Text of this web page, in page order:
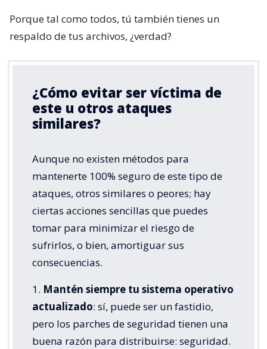
Porque tal como todos, tú también tienes un
respaldo de tus archivos, ¿verdad?
¿Cómo evitar ser víctima de
este u otros ataques
similares?
Aunque no existen métodos para
mantenerte 100% seguro de este tipo de
ataques, otros similares o peores; hay
ciertas acciones sencillas que puedes
tomar para minimizar el riesgo de
sufrirlos, o bien, amortiguar sus
consecuencias.
1. Mantén siempre tu sistema operativo
actualizado: sí, puede ser un fastidio,
pero los parches de seguridad tienen una
buena razón para distribuirse: seguridad.